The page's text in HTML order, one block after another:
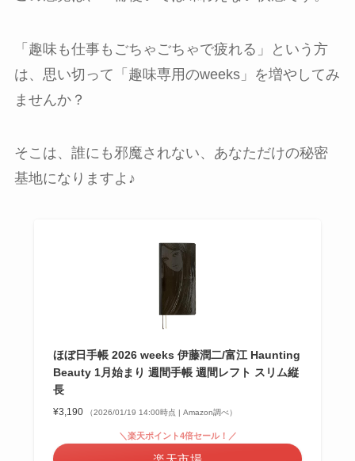
「趣味も仕事もごちゃごちゃで疲れる」という方
は、思い切って「趣味専用のweeks」を増やしてみ
ませんか？
そこは、誰にも邪魔されない、あなただけの秘密
基地になりますよ♪
ほぼ日手帳 2026 weeks 伊藤潤二/富江 Haunting
Beauty 1月始まり 週間手帳 週間レフト スリム縦
長
¥3,190 （2026/01/19 14:00時点 | Amazon調べ）
＼楽天ポイント4倍セール！／